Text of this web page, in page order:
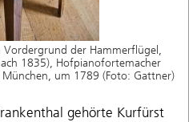
Vordergrund der Hammerflügel,
1835), Hofpianofortemacher
um 1789 (Foto: Gattner)
gehörte Kurfürst